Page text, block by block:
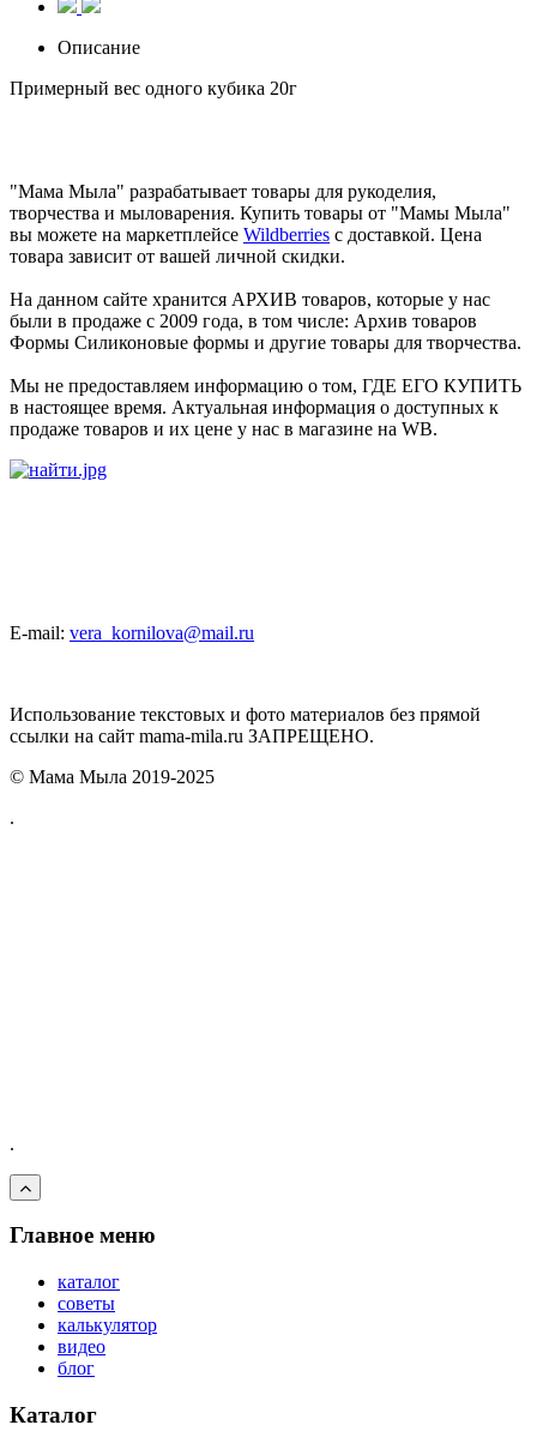
Описание
Примерный вес одного кубика 20г
"Мама Мыла" разрабатывает товары для рукоделия,
творчества и мыловарения. Купить товары от "Мамы Мыла"
вы можете на маркетплейсе Wildberries с доставкой. Цена
товара зависит от вашей личной скидки.
На данном сайте хранится АРХИВ товаров, которые у нас
были в продаже с 2009 года, в том числе: Архив товаров
Формы Силиконовые формы и другие товары для творчества.
Мы не предоставляем информацию о том, ГДЕ ЕГО КУПИТЬ
в настоящее время. Актуальная информация о доступных к
продаже товаров и их цене у нас в магазине на WB.
E-mail: vera_kornilova@mail.ru
Использование текстовых и фото материалов без прямой
ссылки на сайт mama-mila.ru ЗАПРЕЩЕНО.
© Мама Мыла 2019-2025
.
.
Главное меню
каталог
советы
калькулятор
видео
блог
Каталог